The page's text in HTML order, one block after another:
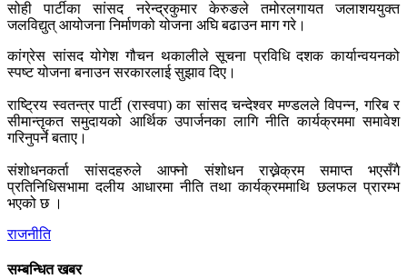
सोही पार्टीका सांसद नरेन्द्रकुमार केरुङले तमोरलगायत जलाशययुक्त
जलविद्युत् आयोजना निर्माणको योजना अघि बढाउन माग गरे।
कांग्रेस सांसद योगेश गौचन थकालीले सूचना प्रविधि दशक कार्यान्वयनको
स्पष्ट योजना बनाउन सरकारलाई सुझाव दिए।
राष्ट्रिय स्वतन्त्र पार्टी (रास्वपा) का सांसद चन्देश्वर मण्डलले विपन्न, गरिब र
सीमान्तृकत समुदायको आर्थिक उपार्जनका लागि नीति कार्यक्रममा समावेश
गरिनुपर्ने बताए।
संशोधनकर्ता सांसदहरुले आफ्नो संशोधन राख्नेक्रम समाप्त भएसँगै
प्रतिनिधिसभामा दलीय आधारमा नीति तथा कार्यक्रममाथि छलफल प्रारम्भ
भएको छ ।
राजनीति
सम्बन्धित खबर